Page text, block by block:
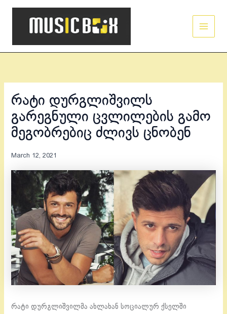
Skip
რატი დურგლიშვილს
გარეგნული ცვლილების გამო
მეგობრებიც ძლივს ცნობენ
March 12, 2021
რატი დურგლიშვილმა ახლახან სოციალურ ქსელში